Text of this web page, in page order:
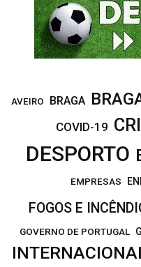
AVEIRO BRAGA
COVID-19
DESPORTO
EMPRESAS
FOGOS E
GOVERNO DE PORTUGAL